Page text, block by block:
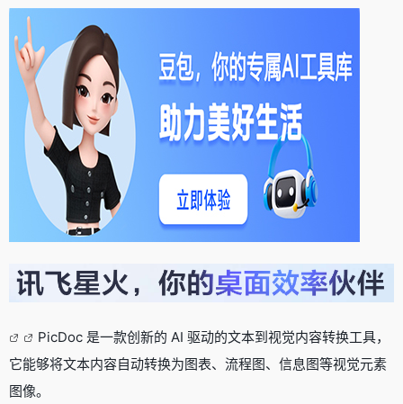
PicDoc 是一款创新的 AI 驱动的文本到视觉内容转换工具，
它能够将文本内容自动转换为图表、流程图、信息图等视觉元素
图像。